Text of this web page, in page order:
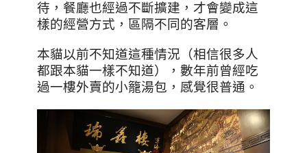
待，餐廳也經過不斷擴建，才會變成這
樣的經營方式，區隔不同的客層。
本貓以前不知道這種情況（相信很多人
都跟本貓一樣不知道），數年前曾經吃
過一樓外賣的小籠湯包，感覺很普通。